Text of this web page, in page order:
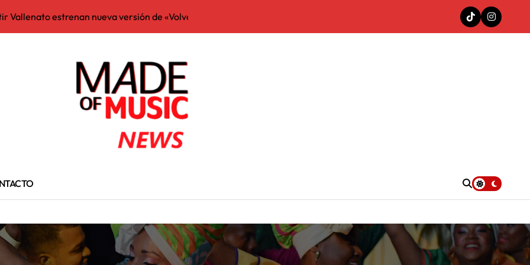
Otorga Sus Premios Especiales De 2026
de The Beatles con el mundial?
destrona a Aria Vega y Ryan Castro que estuvieron 11 semanas en la cima del Top 100 Colombia Hits de Decibeles